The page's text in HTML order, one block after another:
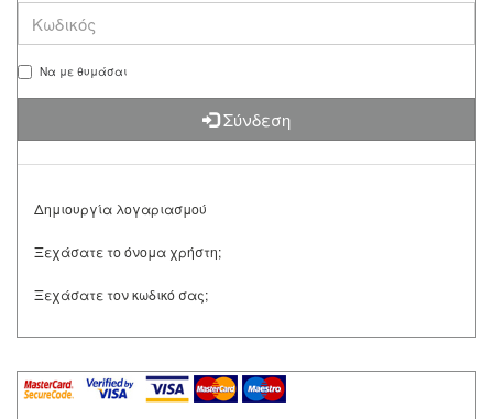
Να με θυμάσαι
Σύνδεση
Δημιουργία λογαριασμού
Ξεχάσατε το όνομα χρήστη;
Ξεχάσατε τον κωδικό σας;